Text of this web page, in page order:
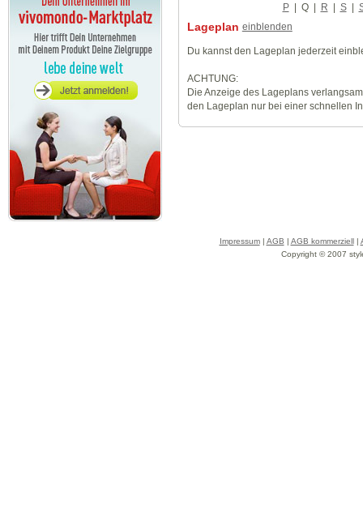
P | Q | R | S |
Lageplan einblenden
Du kannst den Lageplan jederzeit
ACHTUNG:
Die Anzeige des Lageplans
den Lageplan nur bei einer schnellen
Impressum| AGB | AGB kommerziell|
Copyright © 2007